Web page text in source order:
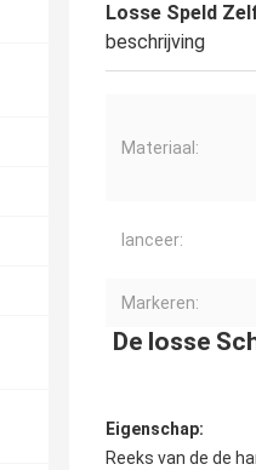
Losse Speld
beschrijving
Materiaal:
lanceer:
Markeren:
De losse
Eigenschap:
Reeks van de de